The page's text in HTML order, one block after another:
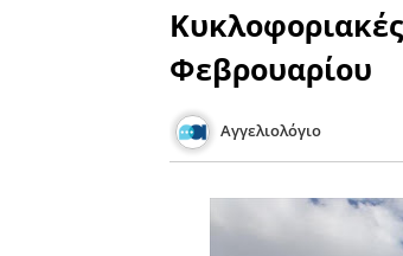
Φεβρουαρίου
Αγγελιολόγιο